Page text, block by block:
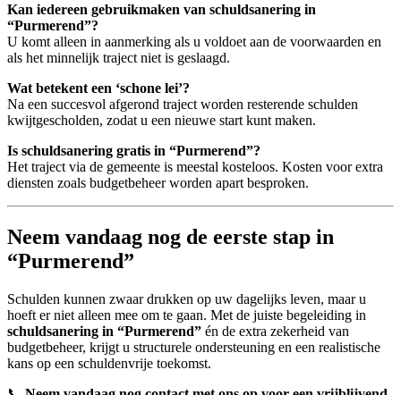
Kan iedereen gebruikmaken van schuldsanering in
“Purmerend”?
U komt alleen in aanmerking als u voldoet aan de voorwaarden en
als het minnelijk traject niet is geslaagd.
Wat betekent een ‘schone lei’?
Na een succesvol afgerond traject worden resterende schulden
kwijtgescholden, zodat u een nieuwe start kunt maken.
Is schuldsanering gratis in “Purmerend”?
Het traject via de gemeente is meestal kosteloos. Kosten voor extra
diensten zoals budgetbeheer worden apart besproken.
Neem vandaag nog de eerste stap in
“Purmerend”
Schulden kunnen zwaar drukken op uw dagelijks leven, maar u
hoeft er niet alleen mee om te gaan. Met de juiste begeleiding in
schuldsanering in “Purmerend” én de extra zekerheid van
budgetbeheer, krijgt u structurele ondersteuning en een realistische
kans op een schuldenvrije toekomst.